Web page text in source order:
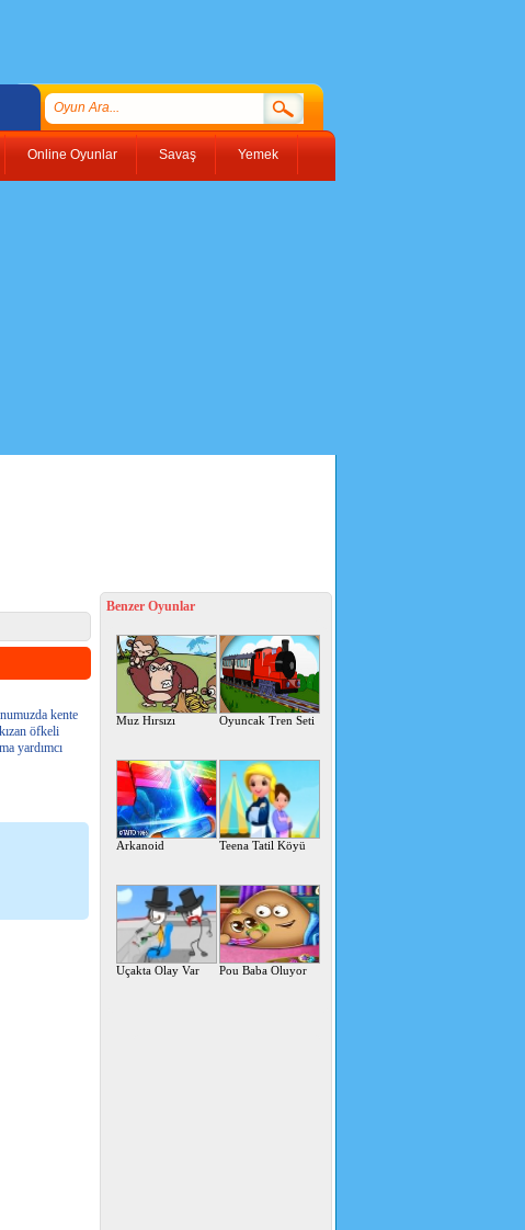
Online Oyunlar Savaş Yemek
kente
öfkeli
yardımcı
Benzer Oyunlar
Muz Hırsızı Oyuncak Tren Seti
Arkanoid Teena Tatil Köyü
Uçakta Olay Var Pou Baba Oluyor